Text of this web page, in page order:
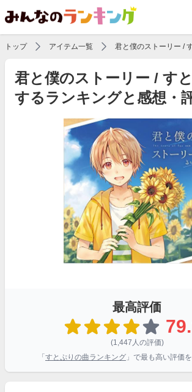
トップ アイテム一覧 君と僕のストーリー /
君と僕のストーリー / す
するランキングと感想・
最高評価
(1,447人の評価)
「 すとぷりの曲ランキング 」で最も高い評価